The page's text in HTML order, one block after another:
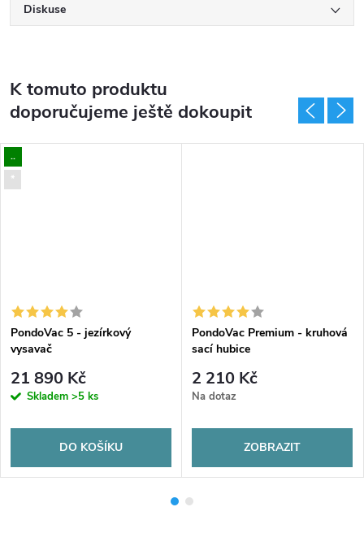
Diskuse
K tomuto produktu
doporučujeme ještě dokoupit
..
*
PondoVac 5 - jezírkový
vysavač
21 890 Kč
Skladem >5 ks
DO KOŠÍKU
PondoVac Premium - kruhová
sací hubice
2 210 Kč
Na dotaz
ZOBRAZIT